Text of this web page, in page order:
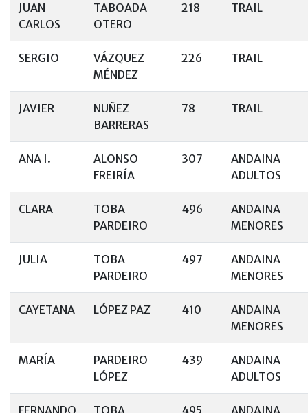
JUAN
CARLOS
TABOADA
OTERO
218 TRAIL
SERGIO
VÁZQUEZ
MÉNDEZ
226 TRAIL
JAVIER
NUÑEZ
BARRERAS
78 TRAIL
ANA I.
ALONSO
FREIRÍA
307
ANDAINA
ADULTOS
CLARA
TOBA
PARDEIRO
496
ANDAINA
MENORES
JULIA
TOBA
PARDEIRO
497
ANDAINA
MENORES
CAYETANA LÓPEZ PAZ 410
ANDAINA
MENORES
MARÍA
PARDEIRO
LÓPEZ
439
ANDAINA
ADULTOS
FERNANDO
TOBA
495
ANDAINA